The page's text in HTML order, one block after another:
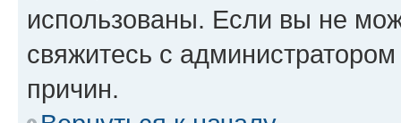
использованы. Если вы не
свяжитесь с
причин.